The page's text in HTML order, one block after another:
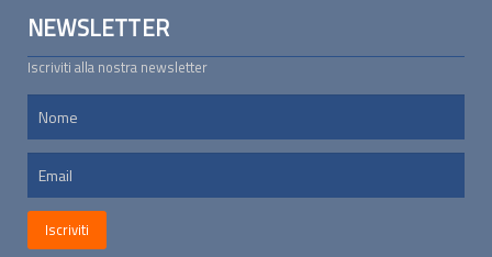
NEWSLETTER
Iscriviti alla nostra newsletter